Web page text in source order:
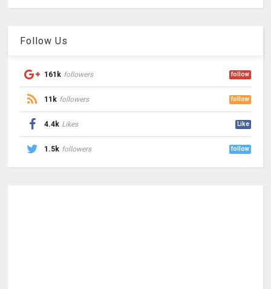
Follow Us
161k followers follow
11k followers follow
4.4k Likes Like
1.5k followers follow